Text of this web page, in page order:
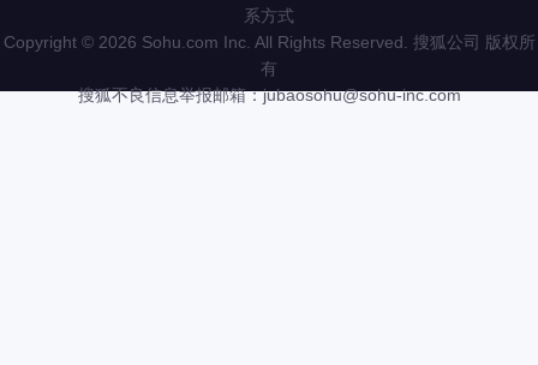
系方式
Copyright © 2026 Sohu.com Inc. All Rights Reserved. 搜狐公司 版权所
有
搜狐不良信息举报邮箱：jubaosohu@sohu-inc.com